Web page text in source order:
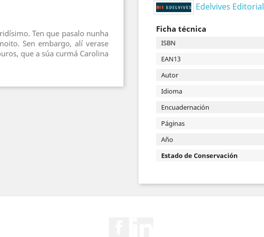
Ten que pasalo nunha
Sen embargo, alí verase
que a súa curmá Carolina
Edelvives Editorial
Ficha técnica
ISBN
EAN13
Autor
Idioma
Encuadernación
Páginas
Año
Estado de Conservación